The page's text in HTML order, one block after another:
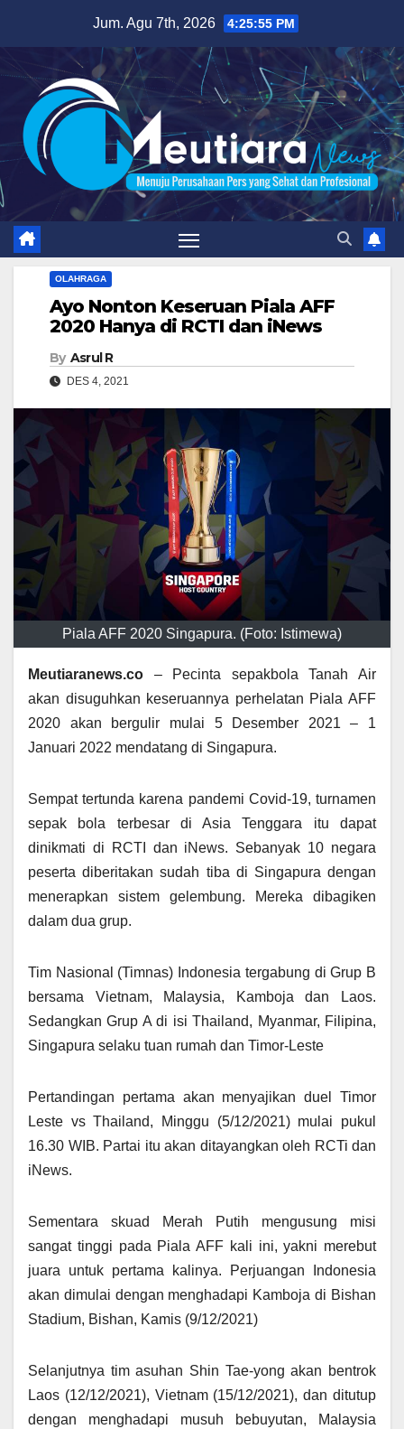
content
Jum. Agu 7th, 2026 4:25:57 PM
OLAHRAGA
Ayo Nonton Keseruan Piala AFF
2020 Hanya di RCTI dan iNews
By Asrul R
DES 4, 2021
Piala AFF 2020 Singapura. (Foto: Istimewa)
Meutiaranews.co – Pecinta sepakbola Tanah Air
akan disuguhkan keseruannya perhelatan Piala AFF
2020 akan bergulir mulai 5 Desember 2021 – 1
Januari 2022 mendatang di Singapura.
Sempat tertunda karena pandemi Covid-19, turnamen
sepak bola terbesar di Asia Tenggara itu dapat
dinikmati di RCTI dan iNews. Sebanyak 10 negara
peserta diberitakan sudah tiba di Singapura dengan
menerapkan sistem gelembung. Mereka dibagiken
dalam dua grup.
Tim Nasional (Timnas) Indonesia tergabung di Grup B
bersama Vietnam, Malaysia, Kamboja dan Laos.
Sedangkan Grup A di isi Thailand, Myanmar, Filipina,
Singapura selaku tuan rumah dan Timor-Leste
Pertandingan pertama akan menyajikan duel Timor
Leste vs Thailand, Minggu (5/12/2021) mulai pukul
16.30 WIB. Partai itu akan ditayangkan oleh RCTi dan
iNews.
Sementara skuad Merah Putih mengusung misi
sangat tinggi pada Piala AFF kali ini, yakni merebut
juara untuk pertama kalinya. Perjuangan Indonesia
akan dimulai dengan menghadapi Kamboja di Bishan
Stadium, Bishan, Kamis (9/12/2021)
Selanjutnya tim asuhan Shin Tae-yong akan bentrok
Laos (12/12/2021), Vietnam (15/12/2021), dan ditutup
dengan menghadapi musuh bebuyutan, Malaysia